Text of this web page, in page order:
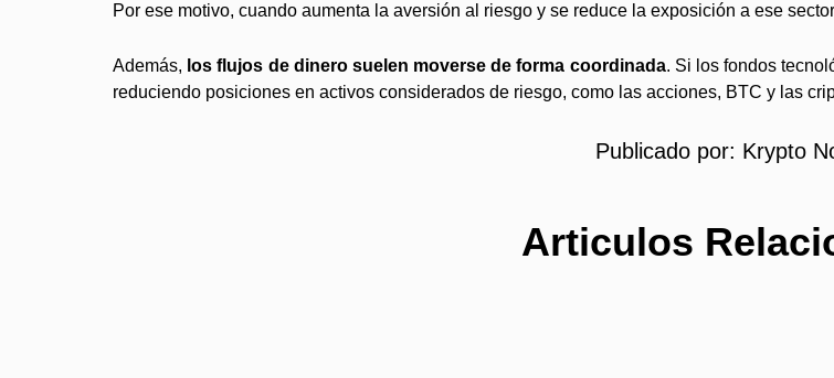
Por ese motivo, cuando aumenta la aversión al riesgo y se reduce la exposición a ese
Además, los flujos de dinero suelen moverse de forma coordinada. Si los fondos
reduciendo posiciones en activos considerados de riesgo, como las acciones, BTC y las
Publicado por: Krypto
Articulos